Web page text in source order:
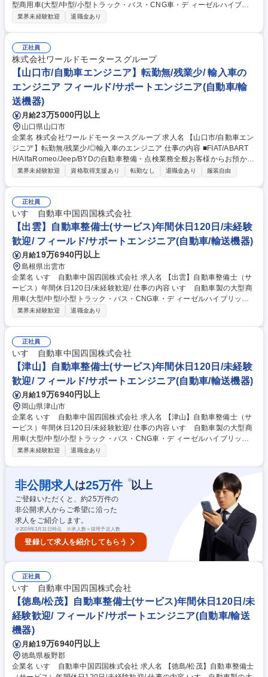
型商用車(大型/中型/小型トラック・バス・CNG車・デ ィーゼルハイブリ
ッド車)のアフターサービスを行います。車検や定期点 検、オーバーホー
間のトラブル対応などにもあたっていただく事になります。 いすゞでは商
用車であるトラックの不稼働を出さないことを大切にしており、故障診断
等を元に部品交換するのか修理するのかコストと時間を考えて対応してい
くため、一般車の整備と異なりエンジニアとしてのスキルを身に付けるこ
とが出来ます。 募集職種 【山口市】自動車整備士（サービス）年間休日1
20日/未経験歓迎
業界未経験歓迎 退職金あり
正社員
株式会社ワールドモータースグループ
【山口市/自動車エンジニア】転勤無/残業少/ 輸入車の
エンジニア フィールド/サポートエンジニア(自動車/輸
送機器)
月給23万5000円以上
山口県山口市
企業名 株式会社ワールドモータースグループ 求人名 【山口市/自動車エン
ジニア】転勤無/残業少/◎輸入車のエンジニア 仕事の内容 ■FIAT/ABART
H/AlfaRomeo/Jeep/BYDの自動車整備・点検業務全般お客様からお預かり
した輸入車を店舗併設の自社工場で点検・整備していただきます。中でも
などをチェックし、問題がある箇所の修理、部品交換を行います。■分解
整備：損傷があった車両や車検などの為、問題がある箇所の修理、部品交
換を行います。■国産車の整備はパーツ交換が中心ですが、輸入車は修理/
いじる/という整備ができる点も魅力です。これまでの知識・技術を生か
し、幅広く、深いスキルを身に付け、成長できる環境です。 募集職種
【山口市/自動車エンジニア】転勤無/残業少/◎輸入車のエンジニア
業界未経験歓迎 資格取得支援あり 転勤なし 退職金あり 服装自由
正社員
いすゞ自動車中国四国株式会社
【出雲】自動車整備士(サービス)年間休日120日/未経験
歓迎/ フィールド/サポートエンジニア(自動車/輸送機器)
月給19万6940円以上
島根県出雲市
企業名 いすゞ自動車中国四国株式会社 求人名 【出雲】自動車整備士（サ
ービス）年間休日120日/未経験歓迎/ 仕事の内容 いすゞ自動車製の大型商
用車(大型/中型/小型トラック・バス・CNG車・デ ィーゼルハイブリッド
車)のアフターサービスを行います。車検や定期点 検、オーバーホール、
トラブル対応などにもあたっていただく事になります。 いすゞでは商用車
であるトラックの不稼働を出さないことを大切にしており、故障診断等を
元に部品交換するのか修理するのかコストと時間を考えて対応していくた
め、一般車の整備と異なりエンジニアとしてのスキルを身に付けることが
出来ます。 募集職種 【出雲】自動車整備士（サービス）年間休日120日/
未経験歓迎/
業界未経験歓迎 退職金あり
正社員
いすゞ自動車中国四国株式会社
【津山】自動車整備士(サービス)年間休日120日/未経験
歓迎/ フィールド/サポートエンジニア(自動車/輸送機器)
月給19万6940円以上
岡山県津山市
企業名 いすゞ自動車中国四国株式会社 求人名 【津山】自動車整備士（サ
ービス）年間休日120日/未経験歓迎/ 仕事の内容 いすゞ自動車製の大型商
用車(大型/中型/小型トラック・バス・CNG車・デ ィーゼルハイブリッド
車)のアフターサービスを行います。車検や定期点 検、オーバーホール、
ただきます。 2～3年ほどたち業務に独り立ちしたら、修理対応や夜間の
トラブル対応などにもあたっていただく事になります。 いすゞでは商用車
であるトラックの不稼働を出さないことを大切にしており、故障診断等を
元に部品交換するのか修理するのかコストと時間を考えて対応していくた
め、一般車の整備と異なりエンジニアとしてのスキルを身に付けることが
出来ます。 募集職種 【津山】自動車整備士（サービス）年間休日120日/
未経験歓迎/
業界未経験歓迎 退職金あり
非公開求人 は25万件 ※以上
ご登録いただくと、約25万件の
非公開求人からご希望に沿った
求人をご紹介します。
※2026年3月31日時点 ※求人数＝採用予定人数
登録して求人を紹介してもらう
正社員
いすゞ自動車中国四国株式会社
【徳島/松茂】自動車整備士(サービス)年間休日120日/未
経験歓迎/ フィールド/サポートエンジニア(自動車/輸送
機器)
月給19万6940円以上
徳島県板野郡
企業名 いすゞ自動車中国四国株式会社 求人名 【徳島/松茂】自動車整備士